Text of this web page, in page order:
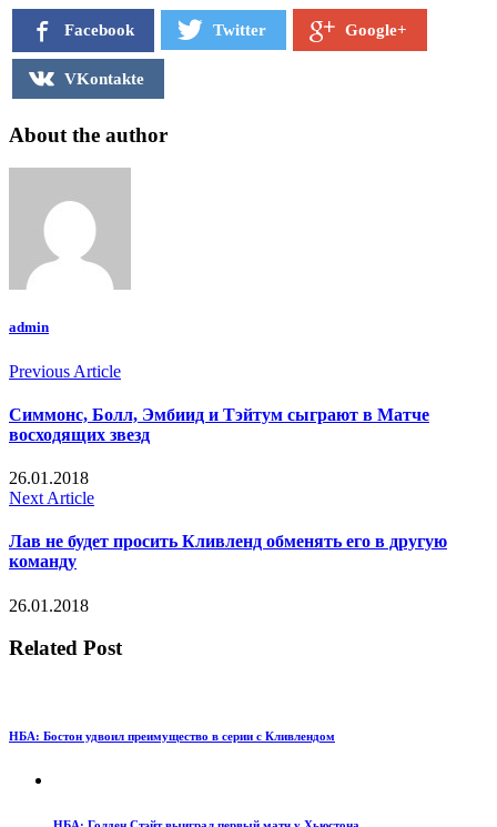
Facebook Twitter Google+
VKontakte
About the author
admin
Previous Article
Симмонс, Болл, Эмбиид и Тэйтум сыграют в Матче
восходящих звезд
26.01.2018
Next Article
Лав не будет просить Кливленд обменять его в другую
команду
26.01.2018
Related Post
НБА: Бостон удвоил преимущество в серии с Кливлендом